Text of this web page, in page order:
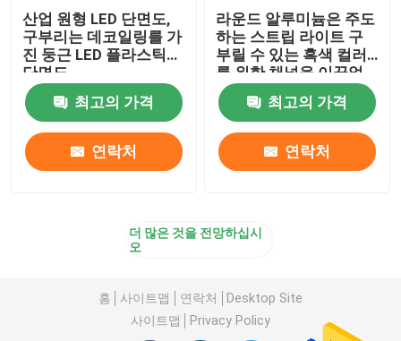
산업 원형 LED 단면도,
구부리는 데코일링를 가
진 둥근 LED 플라스틱
단면도
최고의 가격
연락처
라운드 알루미늄은 주도
하는 스트립 라이트 구
부릴 수 있는 흑색 컬러
를 위한 채널을 이끌었
습니다
최고의 가격
연락처
더 많은 것을 전망하십시
오
홈 사이트맵 연락처
Desktop Site
사이트맵
Privacy Policy